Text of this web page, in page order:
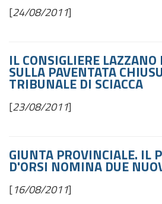
[24/08/2011]
IL CONSIGLIERE
SULLA PAVENTATA
TRIBUNALE DI SCIACCA
[23/08/2011]
GIUNTA PROVINCIALE. IL
D'ORSI NOMINA DUE
[16/08/2011]